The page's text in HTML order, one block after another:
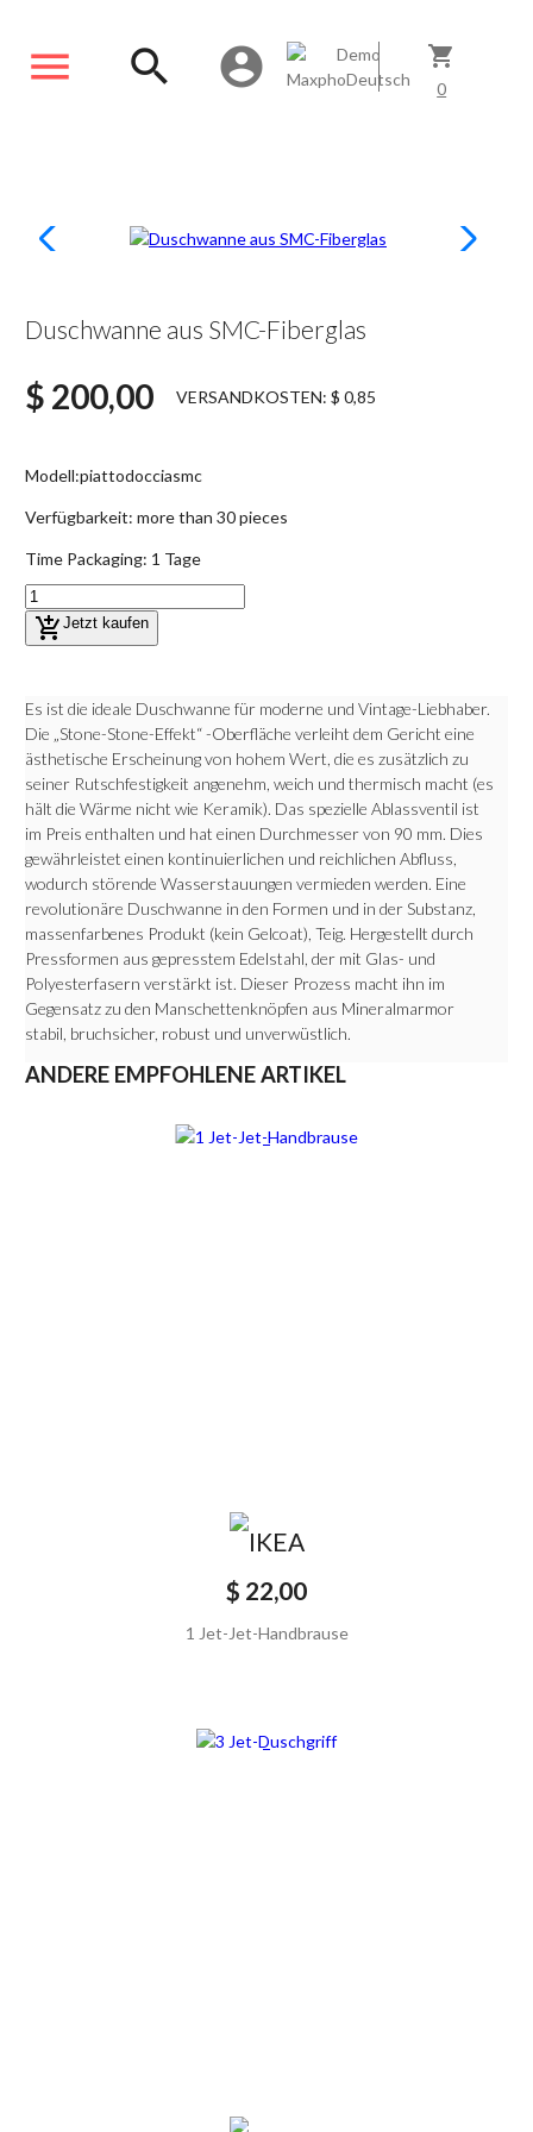
menu shopping_cart
0
account_circle
search
Duschwanne aus SMC-Fiberglas
$ 200,00 VERSANDKOSTEN: $ 0,85
Modell:piattodocciasmc
Verfügbarkeit: more than 30 pieces
Time Packaging: 1 Tage
add_shopping_cart Jetzt kaufen
Es ist die ideale Duschwanne für moderne und Vintage-Liebhaber.
Die „Stone-Stone-Effekt“ -Oberfläche verleiht dem Gericht eine
ästhetische Erscheinung von hohem Wert, die es zusätzlich zu
seiner Rutschfestigkeit angenehm, weich und thermisch macht (es
hält die Wärme nicht wie Keramik). Das spezielle Ablassventil ist
im Preis enthalten und hat einen Durchmesser von 90 mm. Dies
gewährleistet einen kontinuierlichen und reichlichen Abfluss,
wodurch störende Wasserstauungen vermieden werden. Eine
revolutionäre Duschwanne in den Formen und in der Substanz,
massenfarbenes Produkt (kein Gelcoat), Teig. Hergestellt durch
Pressformen aus gepresstem Edelstahl, der mit Glas- und
Polyesterfasern verstärkt ist. Dieser Prozess macht ihn im
Gegensatz zu den Manschettenknöpfen aus Mineralmarmor
stabil, bruchsicher, robust und unverwüstlich.
ANDERE EMPFOHLENE ARTIKEL
$ 22,00
1 Jet-Jet-Handbrause